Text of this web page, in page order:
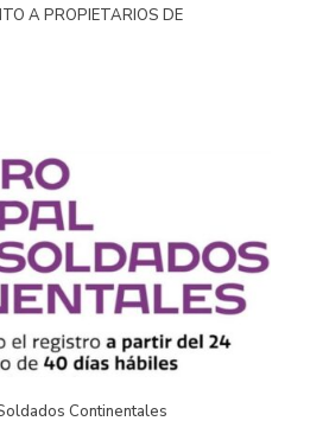
A PROPIETARIOS DE
Continentales